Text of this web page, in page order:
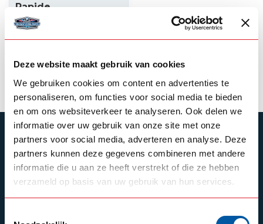
Deze website maakt gebruik van cookies
We gebruiken cookies om content en advertenties te
personaliseren, om functies voor social media te bieden
en om ons websiteverkeer te analyseren. Ook delen we
informatie over uw gebruik van onze site met onze
partners voor social media, adverteren en analyse. Deze
partners kunnen deze gegevens combineren met andere
informatie die u aan ze heeft verstrekt of die ze hebben
verzameld op basis van uw gebruik van hun services.
Rapide
Leathergrease 150ml
SUBSCRIBE TO OUR NEWSLETTER
Stay up to date with our latest offers